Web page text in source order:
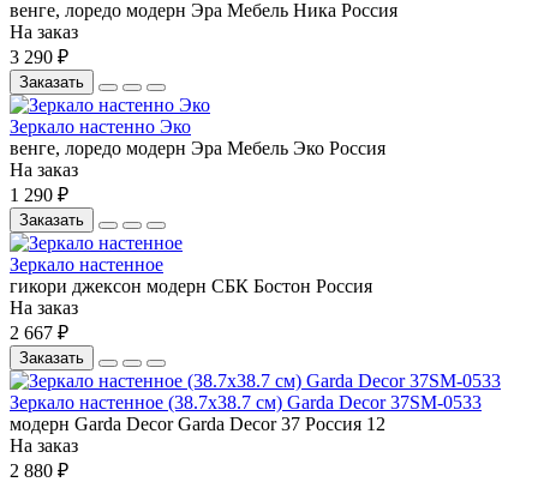
венге, лоредо модерн Эра Мебель Ника Россия
На заказ
3 290 ₽
Заказать
Зеркало настенно Эко
венге, лоредо модерн Эра Мебель Эко Россия
На заказ
1 290 ₽
Заказать
Зеркало настенное
гикори джексон модерн СБК Бостон Россия
На заказ
2 667 ₽
Заказать
Зеркало настенное (38.7x38.7 см) Garda Decor 37SM-0533
модерн Garda Decor Garda Decor 37 Россия 12
На заказ
2 880 ₽